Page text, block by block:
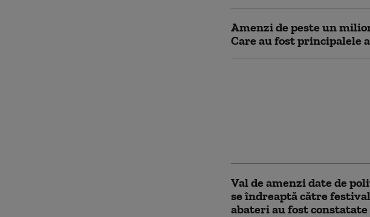
Amenzi de peste un
Care au fost principalele
Val de amenzi date de
se îndreaptă către
abateri au fost constatate